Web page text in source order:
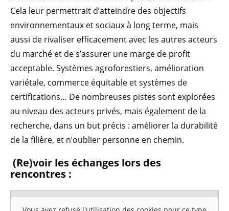
Cela leur permettrait d’atteindre des objectifs
environnementaux et sociaux à long terme, mais
aussi de rivaliser efficacement avec les autres acteurs
du marché et de s’assurer une marge de profit
acceptable. Systèmes agroforestiers, amélioration
variétale, commerce équitable et systèmes de
certifications… De nombreuses pistes sont explorées
au niveau des acteurs privés, mais également de la
recherche, dans un but précis : améliorer la durabilité
de la filière, et n’oublier personne en chemin.
(Re)voir les échanges lors des
rencontres :